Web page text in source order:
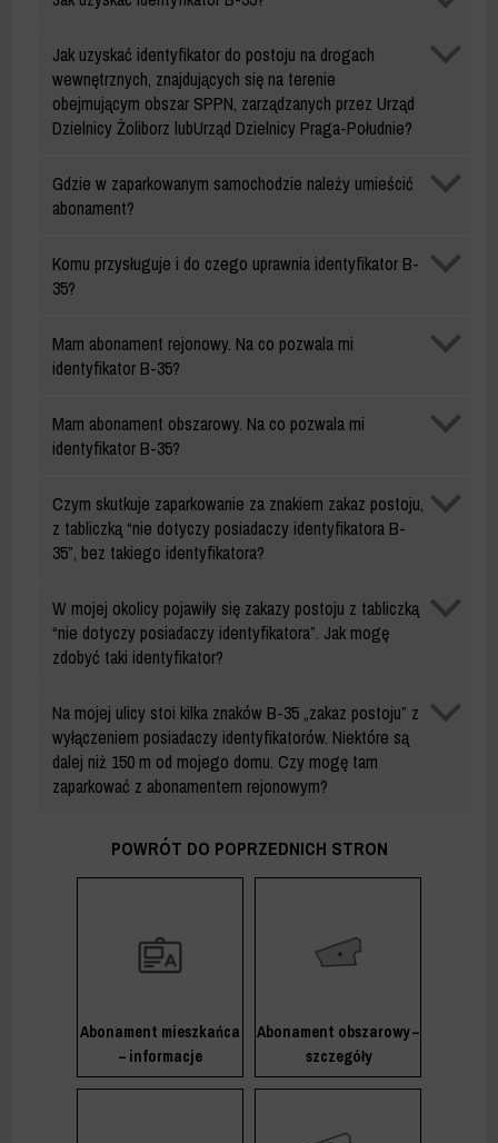
B-
B-Jak uzyskać identyfikator do postoju na drogach
wewnętrznych, znajdujących się na terenie
obejmującym obszar SPPN, zarządzanych przez Urząd
Dzielnicy Żoliborz lubUrząd Dzielnicy Praga-Południe?
B-Gdzie w zaparkowanym samochodzie należy umieścić
abonament?
B-Komu przysługuje i do czego uprawnia identyfikator B-
35?
B-Mam abonament rejonowy. Na co pozwala mi
identyfikator B-35?
B-Mam abonament obszarowy. Na co pozwala mi
identyfikator B-35?
B-Czym skutkuje zaparkowanie za znakiem zakaz postoju,
z tabliczką “nie dotyczy posiadaczy identyfikatora B-
35”, bez takiego identyfikatora?
B-W mojej okolicy pojawiły się zakazy postoju z tabliczką
“nie dotyczy posiadaczy identyfikatora”. Jak mogę
zdobyć taki identyfikator?
B-Na mojej ulicy stoi kilka znaków B-35 „zakaz postoju” z
wyłączeniem posiadaczy identyfikatorów. Niektóre są
dalej niż 150 m od mojego domu. Czy mogę tam
zaparkować z abonamentem rejonowym?
POWRÓT DO POPRZEDNICH STRON
Abonament mieszkańca
– informacje
Abonament obszarowy –
szczegóły